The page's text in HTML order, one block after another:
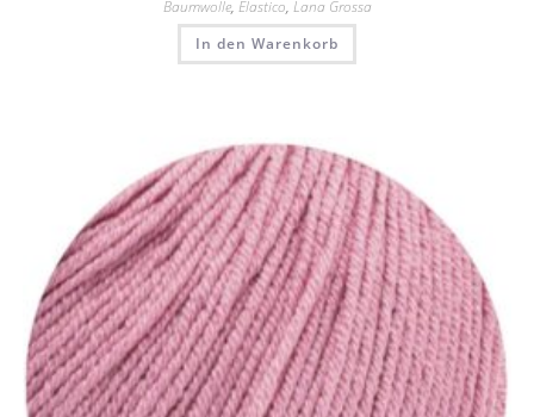
Baumwolle, Elastico, Lana Grossa
In den Warenkorb